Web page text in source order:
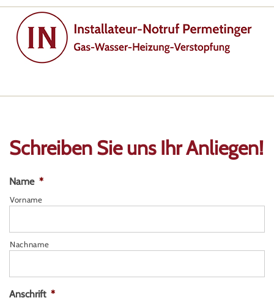
Schreiben Sie uns Ihr Anliegen!
Name *
Vorname
Nachname
Anschrift *